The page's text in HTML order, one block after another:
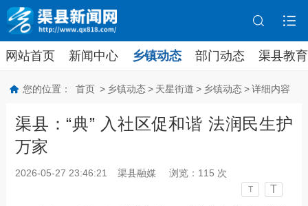
网站首页 新闻中心 乡镇动态 部门动态 渠县教育
您的位置： 首页 > 乡镇动态 > 天星街道 > 乡镇动态 > 详细内容
渠县：“典” 入社区促和谐 法润民生护
万家
2026-05-27 23:46:21 渠县融媒 浏览： 115 次
T T